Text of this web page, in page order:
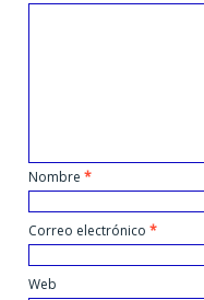
Nombre*
Correo electrónico*
Web